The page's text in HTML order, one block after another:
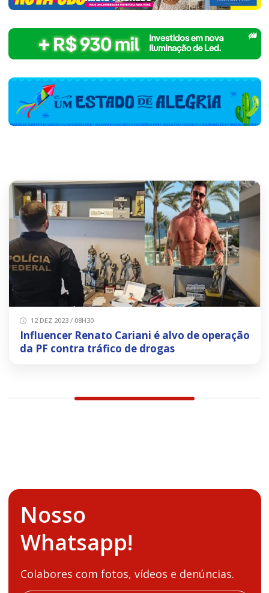
12 DEZ 2023 / 08H30
Influencer Renato Cariani é alvo de operação
da PF contra tráfico de drogas
Nosso
Whatsapp!
Colabores com fotos, vídeos e denúncias.